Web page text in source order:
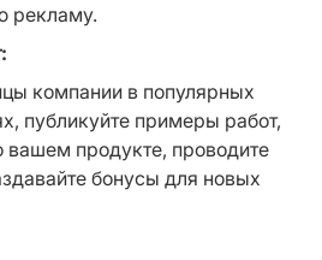
рекламу.
компании в популярных
публикуйте примеры работ,
вашем продукте, проводите
бонусы для новых